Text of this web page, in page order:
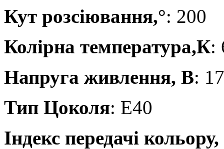
Кут розсіювання,°: 200
Колірна температура,К:
Напруга живлення, В:
Тип Цоколя: Е40
Індекс передачі